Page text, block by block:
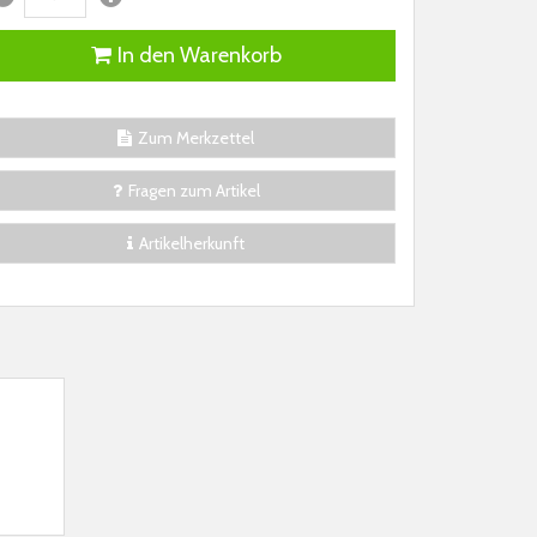
In den Warenkorb
Zum Merkzettel
Fragen zum Artikel
Artikelherkunft